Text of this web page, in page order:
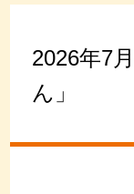
2026年7
ん」